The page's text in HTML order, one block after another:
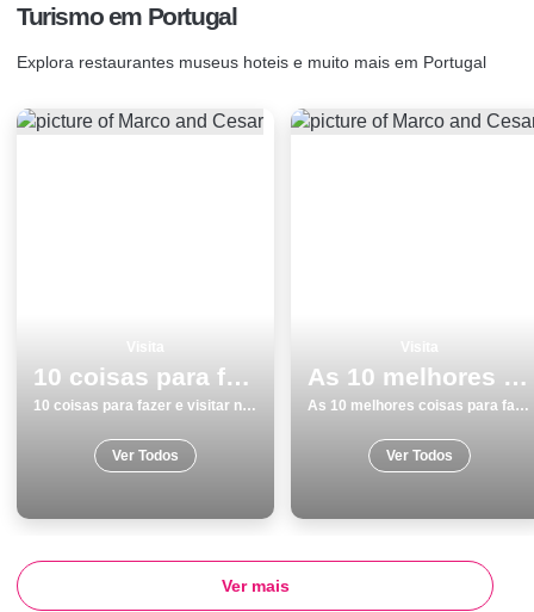
Turismo em Portugal
Explora restaurantes museus hoteis e muito mais em Portugal
10 coisas para fazer e visitar no inverno no Alentejo
10 coisas para fazer e visitar no inverno no Alentejo
Ver Todos
As 10 melhores coisas para fazer no inverno em Lisboa
As 10 melhores coisas para fazer no inverno em Lisboa
Ver Todos
Ver mais